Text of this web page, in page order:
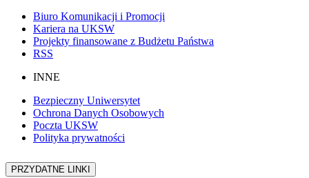
Biuro Komunikacji i Promocji
Kariera na UKSW
Projekty finansowane z Budżetu Państwa
RSS
INNE
Bezpieczny Uniwersytet
Ochrona Danych Osobowych
Poczta UKSW
Polityka prywatności
PRZYDATNE LINKI